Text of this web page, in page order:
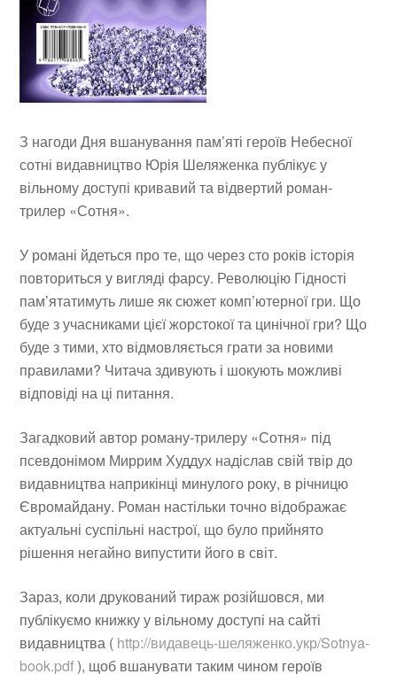
З нагоди Дня вшанування пам’яті героїв Небесної
сотні видавництво Юрія Шеляженка публікує у
вільному доступі кривавий та відвертий роман-
трилер «Сотня».
У романі йдеться про те, що через сто років історія
повториться у вигляді фарсу. Революцію Гідності
пам’ятатимуть лише як сюжет комп’ютерної гри. Що
буде з учасниками цієї жорстокої та цинічної гри? Що
буде з тими, хто відмовляється грати за новими
правилами? Читача здивують і шокують можливі
відповіді на ці питання.
Загадковий автор роману-трилеру «Сотня» під
псевдонімом Миррим Худдух надіслав свій твір до
видавництва наприкінці минулого року, в річницю
Євромайдану. Роман настільки точно відображає
актуальні суспільні настрої, що було прийнято
рішення негайно випустити його в світ.
Зараз, коли друкований тираж розійшовся, ми
публікуємо книжку у вільному доступі на сайті
видавництва ( http://видавець-шеляженко.укр/Sotnya-
book.pdf), щоб вшанувати таким чином героїв